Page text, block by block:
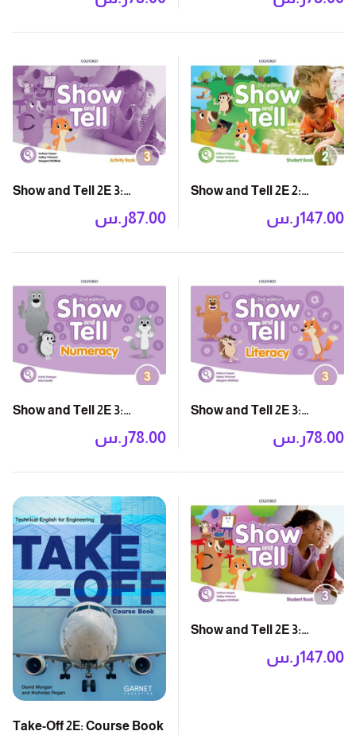
Show and Tell 2E 2:
Student Book Pack
ر.س147.00
Show and Tell 2E 3:
ر.س87.00
Show and Tell 2E 3:
ر.س78.00
Show and Tell 2E 3:
ر.س78.00
Show and Tell 2E 3:
Student Book Pack
ر.س147.00
Take-Off 2E: Course Book